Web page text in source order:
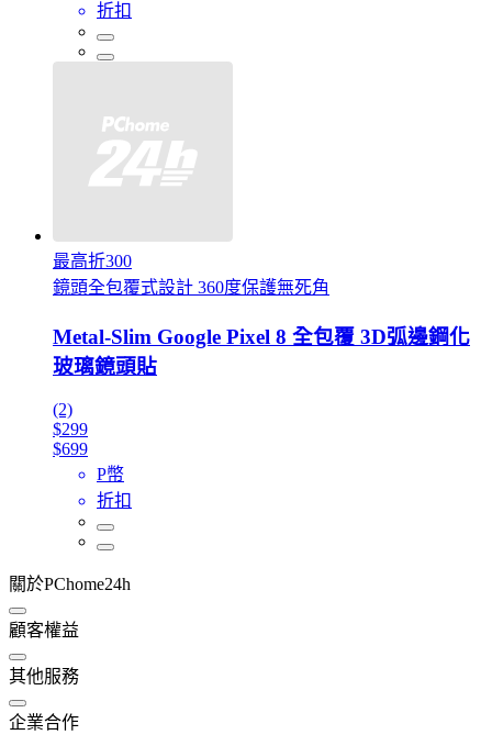
折扣
最高折300
鏡頭全包覆式設計 360度保護無死角
Metal-Slim Google Pixel 8 全包覆 3D弧邊鋼化
玻璃鏡頭貼
(2)
$299
$699
P幣
折扣
關於PChome24h
顧客權益
其他服務
企業合作